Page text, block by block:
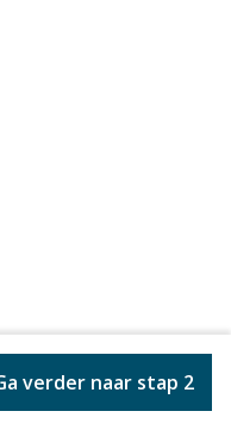
verder naar stap 2